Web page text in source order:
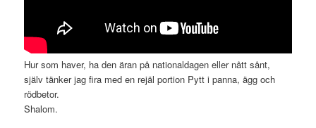
Hur som haver, ha den äran på nationaldagen eller nått sånt,
själv tänker jag fira med en rejäl portion Pytt i panna, ägg och
rödbetor.
Shalom.